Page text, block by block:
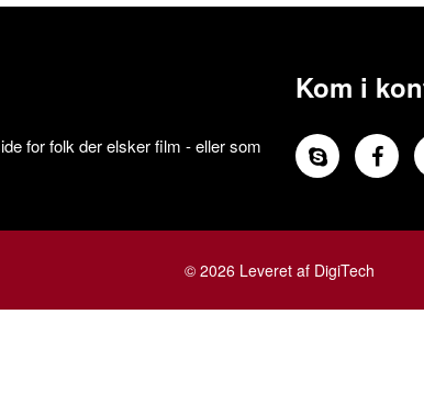
for folk der elsker film - eller som
Kom i
© 2026 Leveret af DigiTech